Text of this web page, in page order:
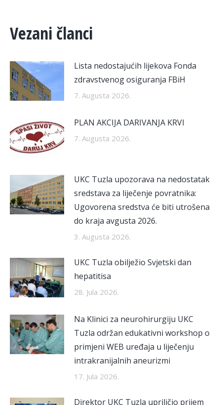
Vezani članci
Lista nedostajućih lijekova Fonda
zdravstvenog osiguranja FBiH
7. Augusta 2026.
PLAN AKCIJA DARIVANJA KRVI
7. Augusta 2026.
UKC Tuzla upozorava na nedostatak
sredstava za liječenje povratnika:
Ugovorena sredstva će biti utrošena
do kraja avgusta 2026.
3. Augusta 2026.
UKC Tuzla obilježio Svjetski dan
hepatitisa
28. Jula 2026.
Na Klinici za neurohirurgiju UKC
Tuzla održan edukativni workshop o
primjeni WEB uređaja u liječenju
intrakranijalnih aneurizmi
17. Jula 2026.
Direktor UKC Tuzla upriličio prijem